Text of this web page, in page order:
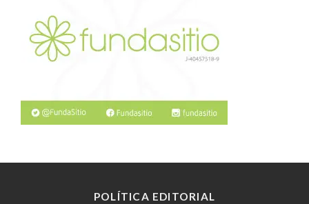
POLÍTICA EDITORIAL